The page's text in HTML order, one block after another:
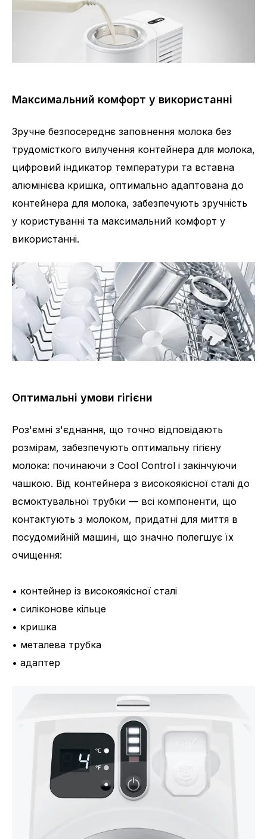
Максимальний комфорт у використанні
Зручне безпосереднє заповнення молока без
трудомісткого вилучення контейнера для молока,
цифровий індикатор температури та вставна
алюмінієва кришка, оптимально адаптована до
контейнера для молока, забезпечують зручність
у користуванні та максимальний комфорт у
використанні.
Оптимальні умови гігієни
Роз'ємні з'єднання, що точно відповідають
розмірам, забезпечують оптимальну гігієну
молока: починаючи з Cool Control і закінчуючи
чашкою. Від контейнера з високоякісної сталі до
всмоктувальної трубки — всі компоненти, що
контактують з молоком, придатні для миття в
посудомийній машині, що значно полегшує їх
очищення:
• контейнер із високоякісної сталі
• силіконове кільце
• кришка
• металева трубка
• адаптер